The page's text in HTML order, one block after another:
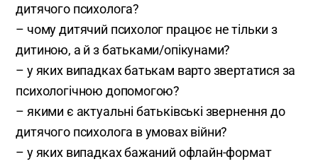
дитячого психолога?
– чому дитячий психолог працює не тільки з
дитиною, а й з батьками/опікунами?
– у яких випадках батькам варто звертатися за
психологічною допомогою?
– якими є актуальні батьківські звернення до
дитячого психолога в умовах війни?
– у яких випадках бажаний офлайн-формат